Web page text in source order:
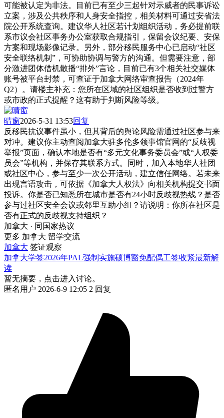
可能被认定为非法。目前已有至少三起针对示威者的民事诉讼
立案，涉及公共秩序和人身安全指控，相关材料可通过安省法
院公开系统查询。建议华人社区若计划组织活动，务必提前联
系市议会社区事务办公室获取合规指引，保留会议纪要、安保
方案和现场影像记录。另外，部分移民服务中心已启动“社区
安全联络机制”，可协助协调与警方的沟通。但需要注意，部
分激进团体借机散播“排外”言论，目前已有3个相关社交媒体
账号被平台封禁，可查证于加拿大网络审查报告（2024年
Q2）。请楼主补充：您所在区域的社区组织是否收到过警方
或市政的正式提醒？这有助于判断风险等级。
晴窗2026-5-31 13:53回复
反移民抗议事件虽小，但其背后的舆论风险需通过社区参与来
对冲。建议你主动查阅加拿大驻多伦多领事馆官网的“反歧视
举报”页面，确认本地是否有“多元文化事务委员会”或“人权委
员会”等机构，并保存其联系方式。同时，加入本地华人社团
或社区中心，参与至少一次公开活动，建立信任网络。若未来
出现言语攻击，可依据《加拿大人权法》向相关机构提交书面
投诉。你是否已知悉所在城市是否有24小时反歧视热线？是否
参与过社区安全会议或邻里互助小组？请说明：你所在社区是
否有正式的反歧视支持组织？
加拿大 · 同国家热议
更多 加拿大 留学交流
加拿大 签证观察
加拿大学签2026年PAL强制实施硕博豁免配偶工签收紧最新解
读
暂无摘要，点击进入讨论。
匿名用户 2026-6-9 12:05 2 回复